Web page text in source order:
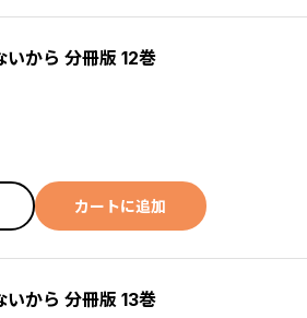
から 分冊版 12巻
カートに追加
から 分冊版 13巻